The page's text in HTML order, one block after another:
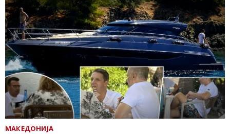
МАКЕДОНИЈА